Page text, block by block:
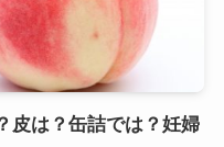
皮は？缶詰では？妊婦